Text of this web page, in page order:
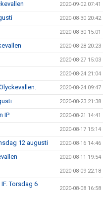
2020-09-02 07:41
2020-08-30 20:42
2020-08-30 15:01
2020-08-28 20:23
2020-08-27 15:03
2020-08-24 21:04
2020-08-24 09:47
2020-08-23 21:38
IP 2020-08-21 14:41
2020-08-17 15:14
12 augusti 2020-08-16 14:46
2020-08-11 19:54
2020-08-09 22:18
Torsdag 6
2020-08-08 16:58